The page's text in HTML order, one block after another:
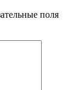
поля